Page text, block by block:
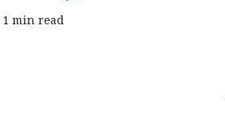
1 min read